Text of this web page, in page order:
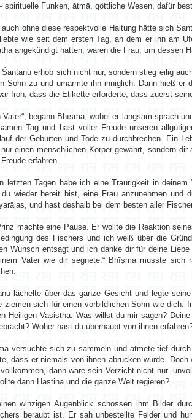
spirituelle Funken, ātmā, göttliche Wesen, dafür
auch ohne diese respektvolle Haltung hätte sich
wie seit dem ersten Tag, an dem er ihn am
angekündigt hatten, waren die Frau, um dessen
Śantanu erhob sich nicht nur, sondern stieg eilig
Sohn zu und umarmte ihn inniglich. Dann hieß er
froh, dass die Etikette erforderte, dass zuerst
Vater“, begann Bhīṣma, wobei er langsam sprach
Tag und hast voller Freude unseren
der Geburten und Tode zu durchbrechen. Ein
einen menschlichen Körper gewährt, sondern
erfahren.
letzten Tagen habe ich eine Traurigkeit in
wieder bereit bist, eine Frau anzunehmen und
und hast deshalb bei dem besten aller
machte eine Pause. Er wollte die Reaktion
des Fischers und ich weiß über die
Wunsch entsagt und ich danke dir für deine
Vater wie dir segnete.“ Bhīṣma musste sich
lächelte über das ganze Gesicht und legte
ziemen sich für einen vorbildlichen Sohn wie dich.
Heiligen Vasiṣṭha. Was willst du mir sagen?
Woher hast du überhaupt von ihnen
versuchte sich zu sammeln und atmete tief
dass er niemals von ihnen abrücken würde.
dann wäre sein Verzicht nicht nur
dann Hastinā und die ganze Welt regieren?
winzigen Augenblick schossen ihm Bilder
beraubt ist. Er sah unbestellte Felder und